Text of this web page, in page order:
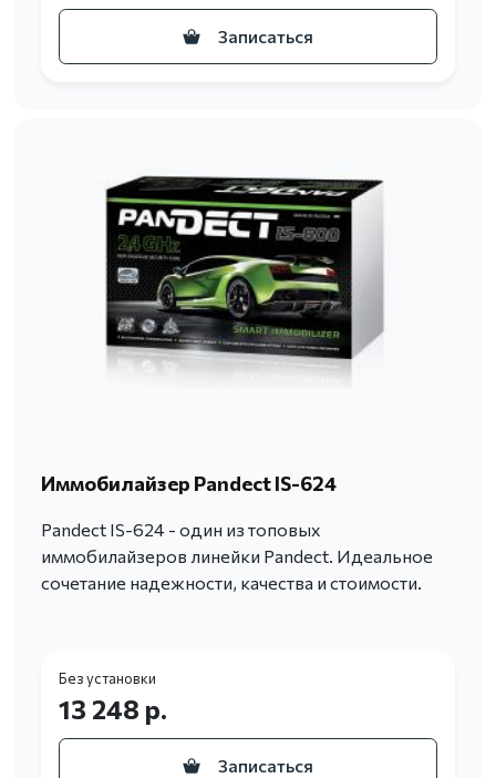
Записаться
Иммобилайзер Pandect IS-624
Pandect IS-624 - один из топовых
иммобилайзеров линейки Pandect. Идеальное
сочетание надежности, качества и стоимости.
Без установки
13 248 р.
Записаться